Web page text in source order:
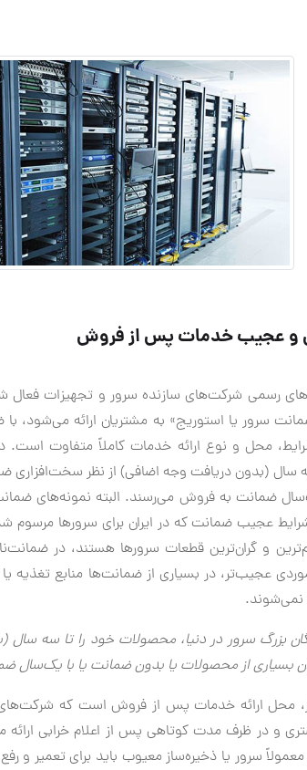
و عجیب خدمات پس از فروش
سرور یا استوریج» به مشتریان ارائه می‌شود،
محل و نوع ارائه خدمات کاملاً متفاوت است. در
(بدون دریافت وجه اضافی) از نظر سخت‌افزاری
ضمانت به فروش می‌رسند. البته نمونه‌های ضمانت
عجیب ضمانت که در ایران برای سرورها مرسوم
و گران‌ترین قطعات سرورها هستند، در
عجیب‌تر، در بسیاری از ضمانت‌ها منابع تغذیه یا
نمی‌شوند.
بزرگ سرور در دنیا، محصولات خود را تا سه
بسیاری از محصولات یا بدون ضمانت یا با
محل ارائه خدمات پس از فروش است که شرکت‌های
و در ظرف مدت کوتاهی پس از اعلام خرابی ارائه
سرور یا ذخیره‌ساز معیوب باید برای تعمیر و